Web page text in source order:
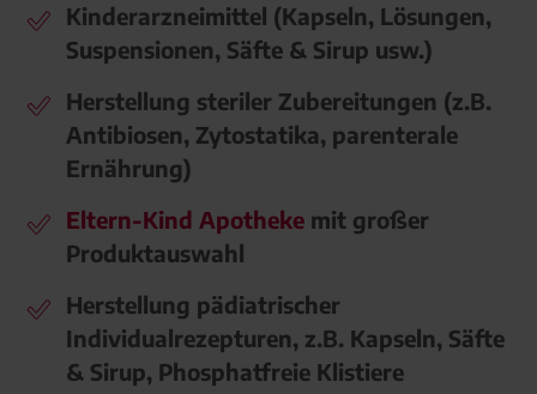
Kinderarzneimittel (Kapseln, Lösungen,
Suspensionen, Säfte & Sirup usw.)
Herstellung steriler Zubereitungen (z.B.
Antibiosen, Zytostatika, parenterale
Ernährung)
Eltern-Kind Apotheke mit großer
Produktauswahl
Herstellung pädiatrischer
Individualrezepturen, z.B. Kapseln, Säfte
& Sirup, Phosphatfreie Klistiere